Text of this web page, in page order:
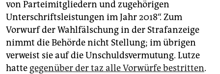
von Parteimitgliedern und zugehörigen
Unterschriftsleistungen im Jahr 2018“. Zum
Vorwurf der Wahlfälschung in der Strafanzeige
nimmt die Behörde nicht Stellung; im übrigen
verweist sie auf die Unschuldsvermutung. Lutze
hatte gegenüber der taz alle Vorwürfe bestritten.